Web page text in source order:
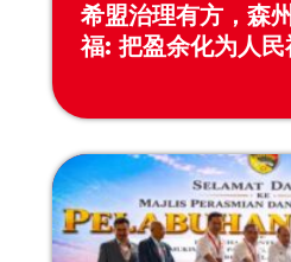
希盟治理有方，森
福: 把盈余化为人民